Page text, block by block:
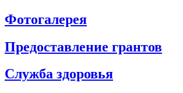
Фотогалерея
Предоставление грантов
Служба здоровья